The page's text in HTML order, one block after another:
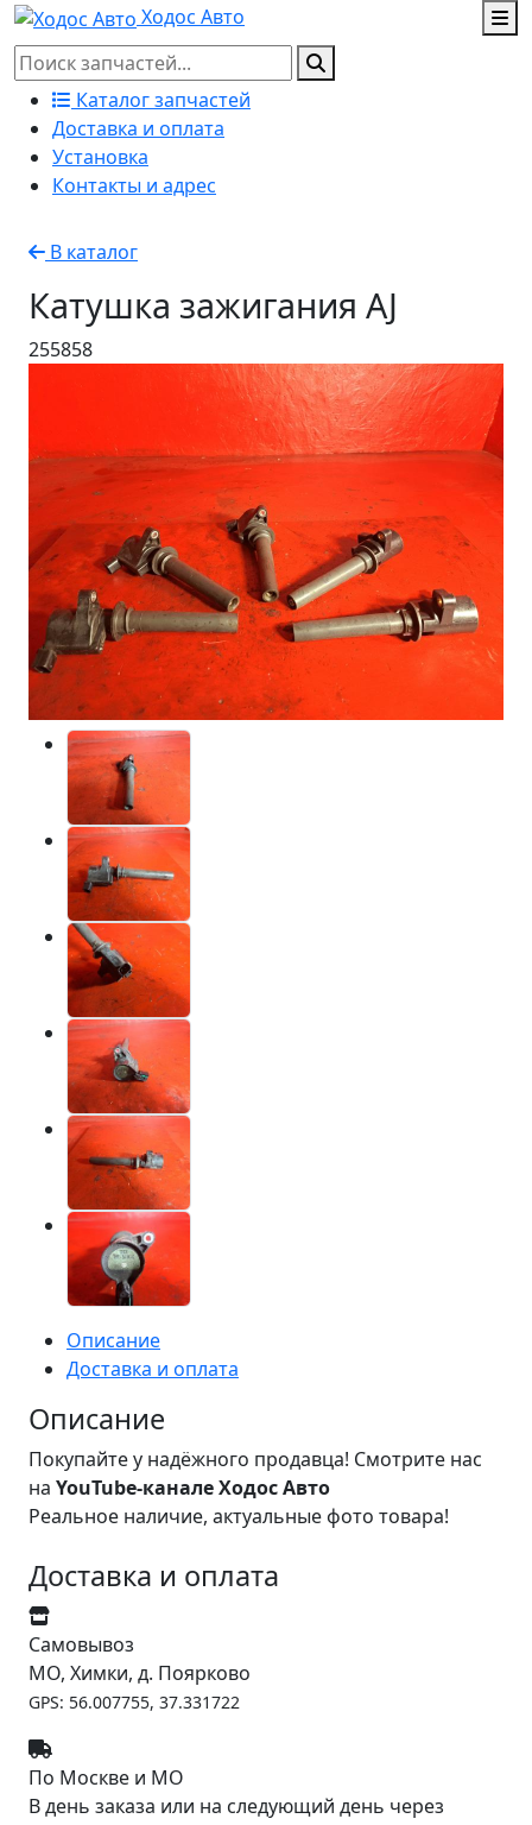
Ходос Авто
Каталог запчастей
Доставка и оплата
Установка
Контакты и адрес
В каталог
Катушка зажигания AJ
255858
Описание
Доставка и оплата
Описание
Покупайте у надёжного продавца! Смотрите нас
на YouTube-канале Ходос Авто
Реальное наличие, актуальные фото товара!
Доставка и оплата
Самовывоз
МО, Химки, д. Поярково
GPS: 56.007755, 37.331722
По Москве и МО
В день заказа или на следующий день через